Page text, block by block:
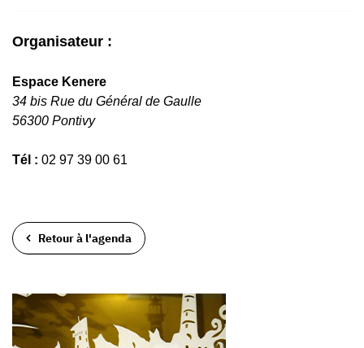
Organisateur :
Espace Kenere
34 bis Rue du Général de Gaulle
56300 Pontivy
Tél : 02 97 39 00 61
Retour à l'agenda